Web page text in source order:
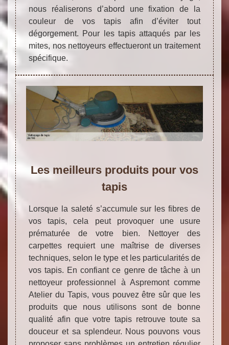
nous réaliserons d’abord une fixation de la
couleur de vos tapis afin d’éviter tout
dégorgement. Pour les tapis attaqués par les
mites, nos nettoyeurs effectueront un traitement
spécifique.
Les meilleurs produits pour vos
tapis
Lorsque la saleté s’accumule sur les fibres de
vos tapis, cela peut provoquer une usure
prématurée de votre bien. Nettoyer des
carpettes requiert une maîtrise de diverses
techniques, selon le type et les particularités de
vos tapis. En confiant ce genre de tâche à un
nettoyeur professionnel à Aspremont comme
Atelier du Tapis, vous pouvez être sûr que les
produits que nous utilisons sont de bonne
qualité afin que votre tapis retrouve toute sa
douceur et sa splendeur. Nous pouvons vous